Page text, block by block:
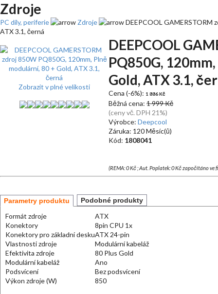
Zdroje
PC díly, periferie Zdroje
DEEPCOOL GAMERSTORM
ATX 3.1, černá
Zobrazit v plné velikosti
DEEPCOOL
PQ850G,
Gold, ATX 3.1,
Cena (-6%): 1 886 Kč
Běžná cena: 1 999 Kč
(ceny vč. DPH 21%)
Výrobce: Deepcool
Záruka: 120 Měsíc(ů)
Kód: 1808041
(REMA: 0 Kč ; Aut. Poplatek: 0 Kč započítáno
Parametry produktu Podobné produkty
Formát zdroje
ATX
Konektory
8pin CPU 1x
Konektory pro základní deskuATX 24-pin
Vlastnosti zdroje
Modulární kabeláž
Efektivita zdroje
80 Plus Gold
Modulární kabeláž
Ano
Podsvícení
Bez podsvícení
Výkon zdroje (W)
850